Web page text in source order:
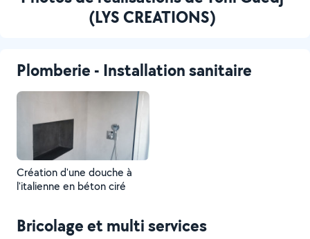
(LYS CREATIONS)
Plomberie - Installation sanitaire
Création d'une douche à
l'italienne en béton ciré
Bricolage et multi services